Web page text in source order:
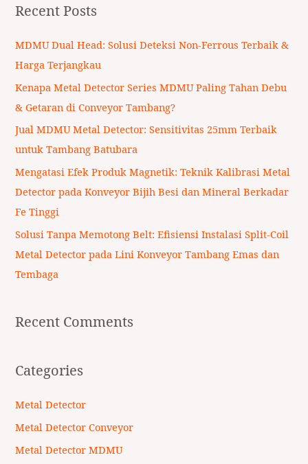
r
c
h
:
Recent Posts
MDMU Dual Head: Solusi Deteksi Non-Ferrous Terbaik &
Harga Terjangkau
Kenapa Metal Detector Series MDMU Paling Tahan Debu
& Getaran di Conveyor Tambang?
Jual MDMU Metal Detector: Sensitivitas 25mm Terbaik
untuk Tambang Batubara
Mengatasi Efek Produk Magnetik: Teknik Kalibrasi Metal
Detector pada Konveyor Bijih Besi dan Mineral Berkadar
Fe Tinggi
Solusi Tanpa Memotong Belt: Efisiensi Instalasi Split-Coil
Metal Detector pada Lini Konveyor Tambang Emas dan
Tembaga
Recent Comments
Categories
Metal Detector
Metal Detector Conveyor
Metal Detector MDMU